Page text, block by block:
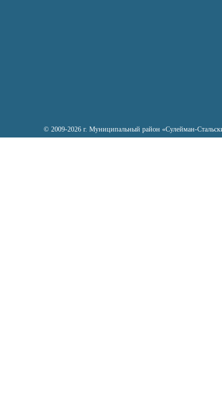
© 2009-2026 г. Муниципальный район «Сулейман-